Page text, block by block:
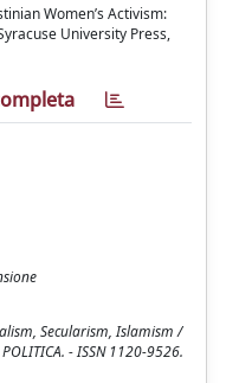
Women’s Activism:
University Press,
Secularism, Islamism /
- ISSN 1120-9526.